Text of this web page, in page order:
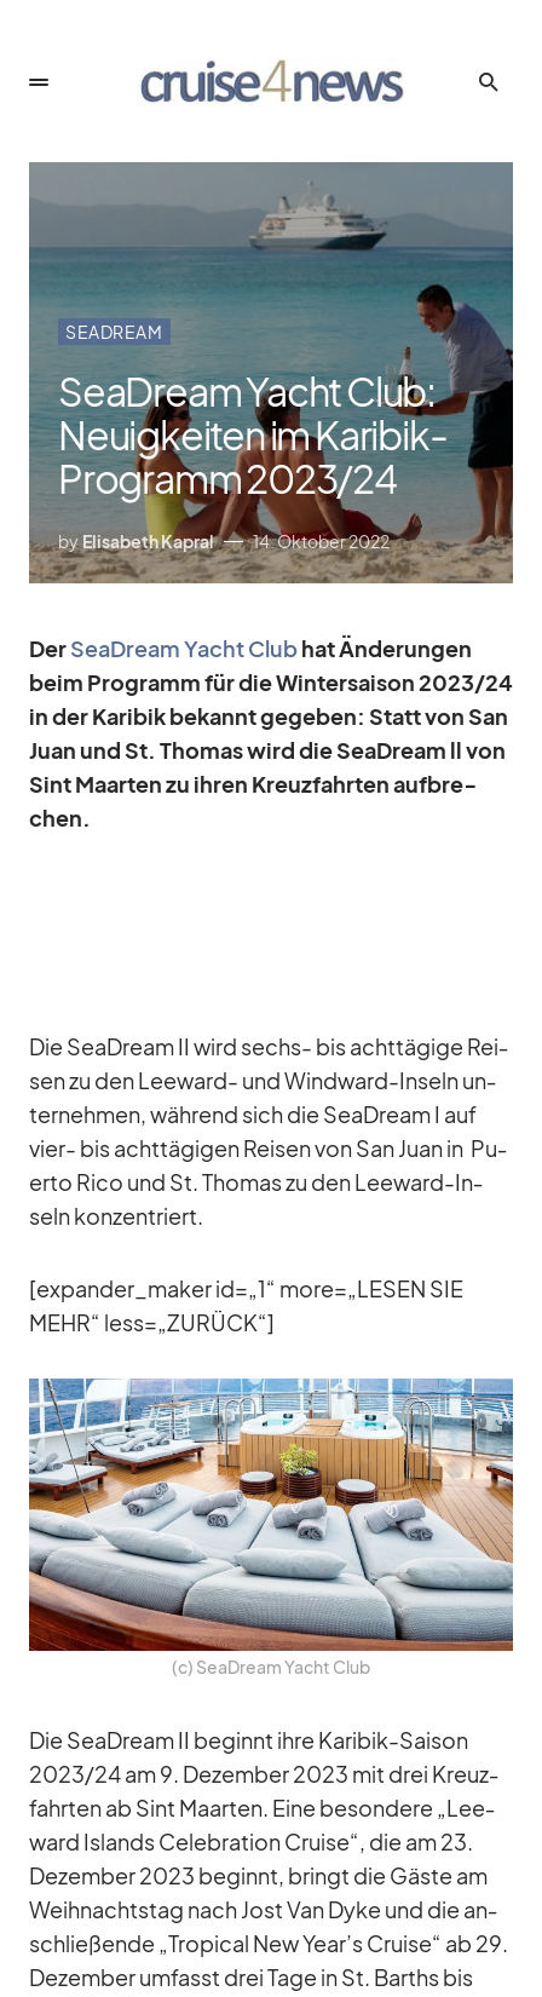
SEADREAM
SeaDream Yacht Club:
Neuigkeiten im Karibik-
Programm 2023/​24
by Elisabeth Kapral 14. Oktober 2022
DerSeaD­ream Yacht Clubhat Än­de­run­gen
beim Pro­gramm für die Win­ter­sai­son 2023/​24
in der Ka­ri­bik be­kannt ge­ge­ben: Statt von San
Juan und St. Tho­mas wird die SeaD­ream ll von
Sint Maar­ten zu ih­ren Kreuz­fahr­tenauf­bre­
chen.
Die SeaD­ream II wird sechs- bis acht­tä­gige Rei­
sen zu den Lee­ward- und Wind­ward-In­seln un­
ter­neh­men, wäh­rend sich die SeaD­ream I auf
vier- bis acht­tä­gi­gen Rei­sen von San Juan in Pu­
erto Rico und St. Tho­mas zu den Lee­ward-In­
seln kon­zen­triert.
[expander_​maker id=„1“ more=„LESEN SIE
MEHR“ less=„ZURÜCK“]
(c) SeaD­ream Yacht Club
Die SeaD­ream II be­ginnt ihre Ka­ri­bik-Sai­son
2023/​24 am 9. De­zem­ber 2023 mit drei Kreuz­
fahr­ten ab Sint Maar­ten. Eine be­son­dere „Lee­
ward Is­lands Ce­le­bra­tion Cruise“, die am 23.
De­zem­ber 2023 be­ginnt, bringt die Gäste am
Weih­nachts­tag nach Jost Van Dyke und die an­
schlie­ßende „Tro­pi­cal New Year’s Cruise“ ab 29.
De­zem­ber um­fasst drei Tage in St. Barths bis